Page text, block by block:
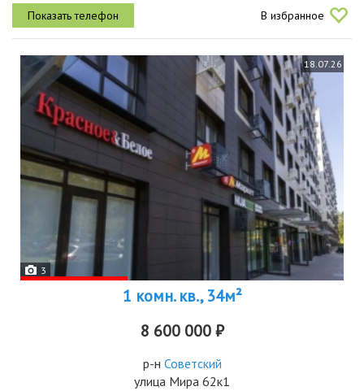
панорама, от которой захватывает дух. это не просто квартира
это...
В избранное
18.07.26
3
1 комн. кв., 34м²
8 600 000 ₽
р-н Советский
улица Мира 62к1